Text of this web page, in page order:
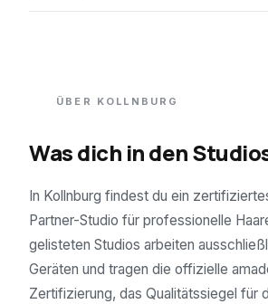
ÜBER KOLLNBURG
Was dich in den
In Kollnburg findest du ein
Partner-Studio für professionelle
gelisteten Studios arbeiten
Geräten und tragen die offizielle
Zertifizierung, das Qualitätssiegel für